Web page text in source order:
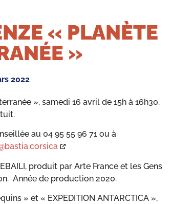
« PLANÈTE
»
2022
», samedi 16 avril de 15h à 16h30.
au 04 95 55 96 71 ou à
produit par Arte France et les Gens
Année de production 2020.
» et « EXPEDITION ANTARCTICA »,